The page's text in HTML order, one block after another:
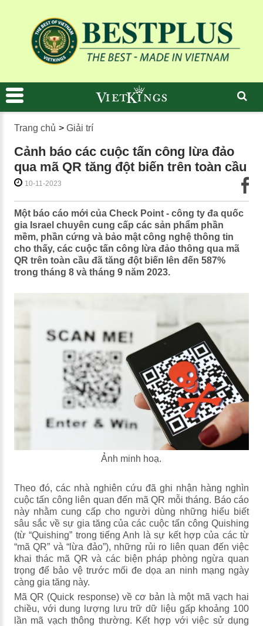
Trang chủ > Giải trí
Cảnh báo các cuộc tấn công lừa đảo
qua mã QR tăng đột biến trên toàn cầu
10-11-2023
Một báo cáo mới của Check Point - công ty đa quốc
gia Israel chuyên cung cấp các sản phẩm phần
mềm, phần cứng và bảo mật công nghệ thông tin
cho thấy, các cuộc tấn công lừa đảo thông qua mã
QR trên toàn cầu đã tăng đột biến lên đến 587%
trong tháng 8 và tháng 9 năm 2023.
Ảnh minh hoạ.
Theo đó, các nhà nghiên cứu đã ghi nhận hàng nghìn
cuộc tấn công liên quan đến mã QR mỗi tháng. Báo cáo
này nhằm cung cấp cho người dùng những hiểu biết
sâu sắc về sự gia tăng của các cuộc tấn công Quishing
(từ “Quishing” trong tiếng Anh là sự kết hợp của các từ
“mã QR” và “lừa đảo”), những rủi ro liên quan đến việc
khai thác mã QR và các biện pháp phòng ngừa quan
trọng để bảo vệ trước mối đe dọa an ninh mạng ngày
càng gia tăng này.
Mã QR (Quick response) về cơ bản là một mã vạch hai
chiều, với dung lượng lưu trữ dữ liệu gấp khoảng 100
lần mã vạch thông thường. Kết hợp với việc sử dụng